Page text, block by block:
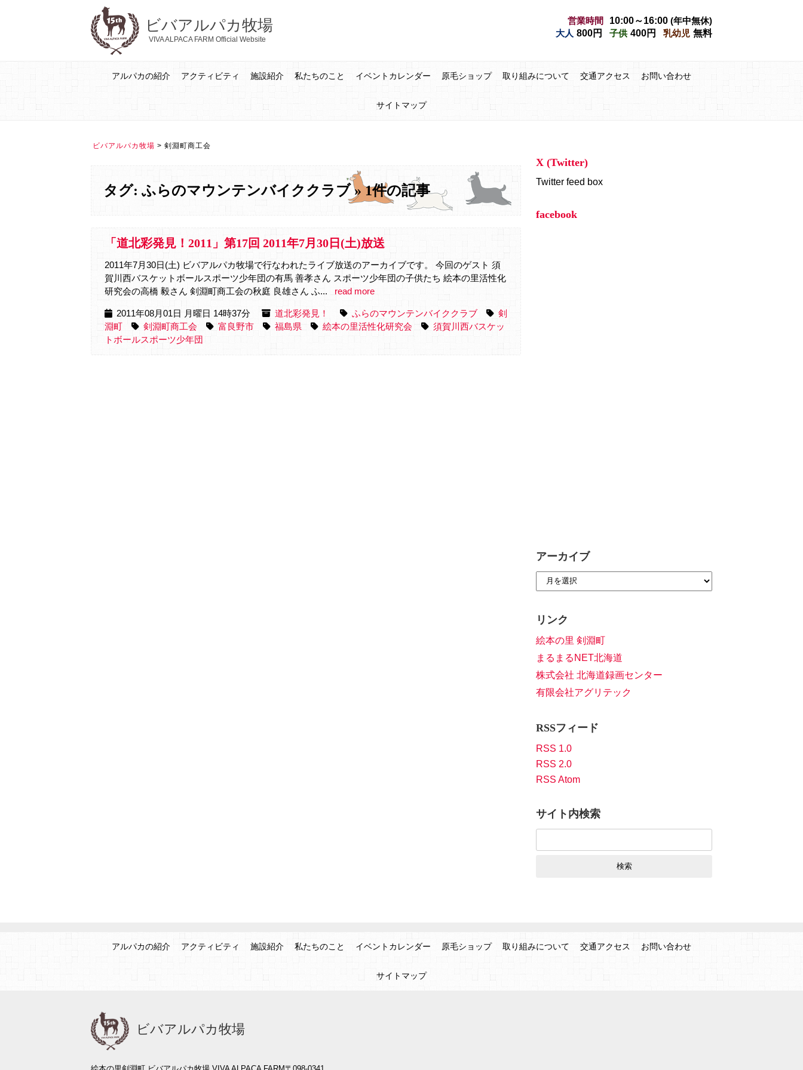
ビバアルパカ牧場
VIVA ALPACA FARM Official Website
営業時間 10:00～16:00 (年中無休)
大人 800円 子供 400円 乳幼児 無料
アルパカの紹介 アクティビティ 施設紹介 私たちのこと イベントカレンダー 原毛ショップ 取り組みについて 交通アクセス お問い合わせ
サイトマップ
ビバアルパカ牧場 > 剣淵町商工会
タグ: ふらのマウンテンバイククラブ » 1件の記事
「道北彩発見！2011」第17回 2011年7月30日(土)放送
2011年7月30日(土) ビバアルパカ牧場で行なわれたライブ放送のアーカイブです。 今回のゲスト 須
賀川西バスケットボールスポーツ少年団の有馬 善孝さん スポーツ少年団の子供たち 絵本の里活性化
研究会の高橋 毅さん 剣淵町商工会の秋庭 良雄さん ふ...
read more
2011年08月01日 月曜日 14時37分 道北彩発見！ ふらのマウンテンバイククラブ
剣
淵町
剣淵町商工会 富良野市 福島県 絵本の里活性化研究会
須賀川西バスケッ
トボールスポーツ少年団
X (Twitter)
Twitter feed box
facebook
アーカイブ
リンク
絵本の里 剣淵町
まるまるNET北海道
株式会社 北海道録画センター
有限会社アグリテック
RSSフィード
RSS 1.0
RSS 2.0
RSS Atom
サイト内検索
アルパカの紹介 アクティビティ 施設紹介 私たちのこと イベントカレンダー 原毛ショップ 取り組みについて 交通アクセス お問い合わせ
サイトマップ
ビバアルパカ牧場